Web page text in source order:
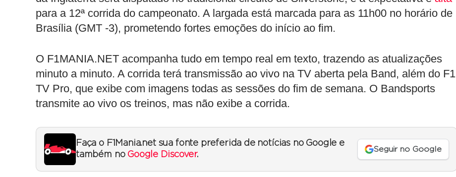
para a 12ª corrida do campeonato. A largada está marcada para as 11h00 no horário de
Brasília (GMT -3), prometendo fortes emoções do início ao fim.
O F1MANIA.NET acompanha tudo em tempo real em texto, trazendo as atualizações
minuto a minuto. A corrida terá transmissão ao vivo na TV aberta pela Band, além do F1
TV Pro, que exibe com imagens todas as sessões do fim de semana. O Bandsports
transmite ao vivo os treinos, mas não exibe a corrida.
Faça o F1Mania.net sua fonte preferida de notícias no Google e
também no Google Discover.
Seguir no Google